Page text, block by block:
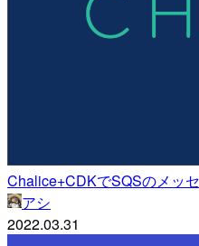
Chalice+CDKでSQSのメッ
アシ
2022.03.31